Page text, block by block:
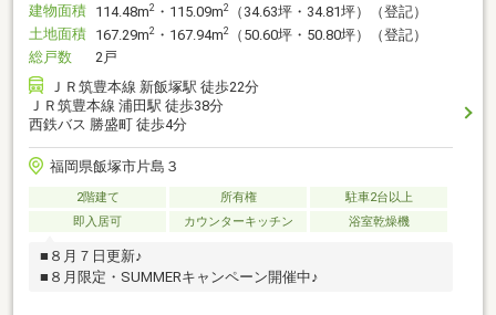
建物面積 114.48m2 ・115.09m2
（34.63坪・34.81坪）（登記）
土地面積 167.29m2 ・167.94m2
（50.60坪・50.80坪）（登記）
総戸数
2戸
ＪＲ筑豊本線 新飯塚駅 徒歩22分
ＪＲ筑豊本線 浦田駅 徒歩38分
西鉄バス 勝盛町 徒歩4分
福岡県飯塚市片島３
2階建て 所有権
駐車2台以上
即入居可
カウンターキッチン 浴室乾燥機
■８月７日更新♪
■８月限定・SUMMERキャンペーン開催中♪